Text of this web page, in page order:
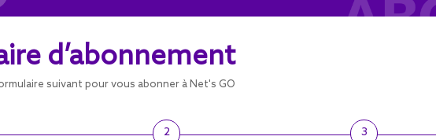
d’abonnement
suivant pour vous abonner à Net's GO
2 3